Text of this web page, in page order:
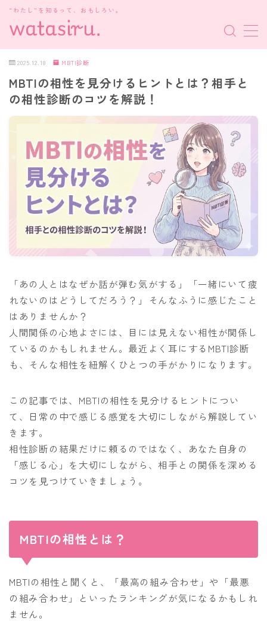
“わたし”を知るって、おもしろい。
MENU
MBTI診断
HSP・HSE
新着記事
2025.12.18 MBTI診断
MBTIの相性を見分けるヒントとは？相手と
の相性診断のコツを解説！
「あの人とはなぜか話が弾む気がする」「一緒にいて疲
れないのはどうしてだろう？」そんなふうに感じたこと
はありませんか？
人間関係の心地よさには、目には見えない相性が関係し
ているのかもしれません。最近よく耳にするMBTI診断
も、そんな相性を紐解くひとつの手がかりになります。
この記事では、MBTIの相性を見分けるヒントについ
て、日常の中で感じる感覚を大切にしながら解説してい
きます。
相性診断の結果だけに頼るのではなく、あなた自身の
「感じる心」を大切にしながら、相手との関係を深める
コツを見つけていきましょう。
MBTIの相性とは？
MBTIの相性と聞くと、「最高の組み合わせ」や「最悪
の組み合わせ」といったランキングが気になるかもしれ
ません。